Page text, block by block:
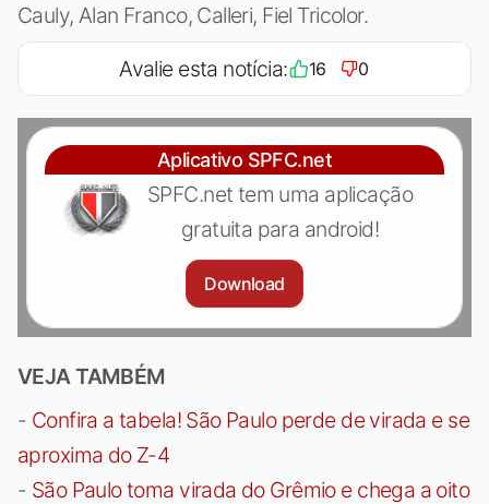
Cauly, Alan Franco, Calleri, Fiel Tricolor.
Avalie esta notícia: 16 0
Aplicativo SPFC.net
SPFC.net tem uma aplicação
gratuita para android!
Download
VEJA TAMBÉM
- Confira a tabela! São Paulo perde de virada e se
aproxima do Z-4
- São Paulo toma virada do Grêmio e chega a oito